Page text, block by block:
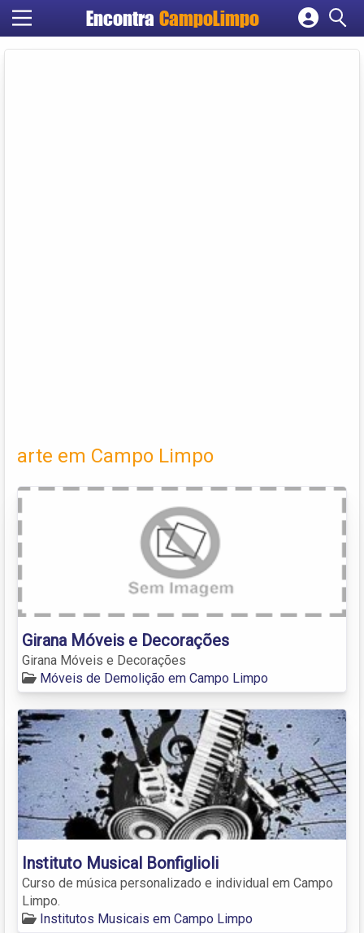
Encontra CampoLimpo
Cadastrar empresa
arte em Campo Limpo
Girana Móveis e Decorações
Girana Móveis e Decorações
Móveis de Demolição em Campo Limpo
Instituto Musical Bonfiglioli
Curso de música personalizado e individual em Campo
Limpo.
Institutos Musicais em Campo Limpo